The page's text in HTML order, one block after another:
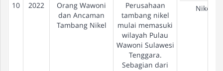
10 2022
Orang Wawoni
dan Ancaman
Tambang Nikel
Perusahaan
tambang nikel
mulai memasuki
wilayah Pulau
Wawoni Sulawesi
Tenggara.
Sebagian dari
Nikel